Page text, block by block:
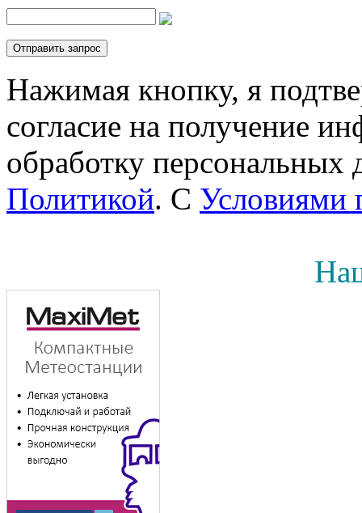
Нажимая кнопку, я
согласие на получение
обработку персональных
Политикой. С Условиями